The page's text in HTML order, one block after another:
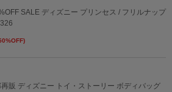
SALE ディズニー プリンセス / フリルナップ
販 ディズニー トイ・ストーリー ボディバッグ